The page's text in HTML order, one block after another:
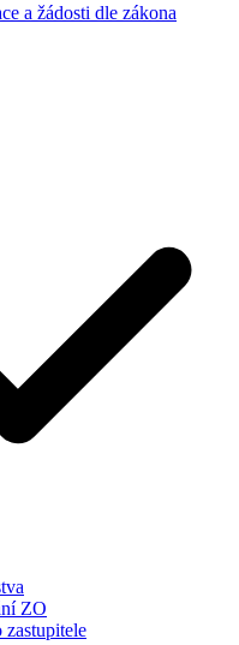
a žádosti dle zákona
ZO